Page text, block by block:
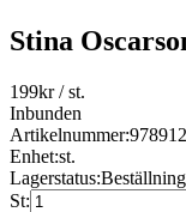
Stina
199kr/ st.
Inbunden
Artikelnummer:
Enhet:st.
Lagerstatus:
St: